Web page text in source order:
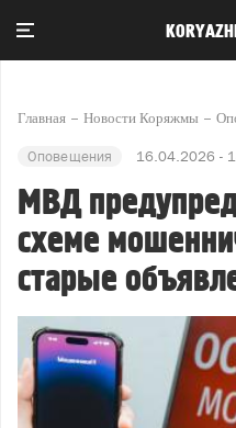
Главная Новости Коряжмы
Оповещения 16.04.2026 -
МВД
схеме
старые